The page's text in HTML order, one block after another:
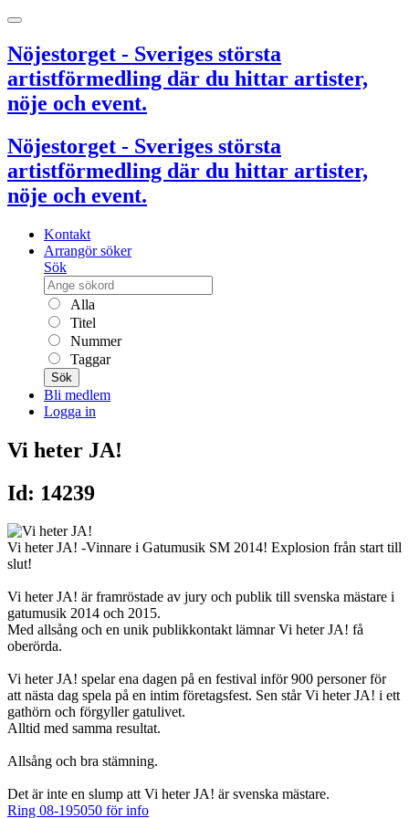
Nöjestorget - Sveriges största
artistförmedling där du hittar artister,
nöje och event.
Nöjestorget - Sveriges största
artistförmedling där du hittar artister,
nöje och event.
Kontakt
Arrangör söker
Sök
Alla
Titel
Nummer
Taggar
Sök
Bli medlem
Logga in
Vi heter JA!
Id: 14239
Vi heter JA! -Vinnare i Gatumusik SM 2014! Explosion från start till
slut!
Vi heter JA! är framröstade av jury och publik till svenska mästare i
gatumusik 2014 och 2015.
Med allsång och en unik publikkontakt lämnar Vi heter JA! få
oberörda.
Vi heter JA! spelar ena dagen på en festival inför 900 personer för
att nästa dag spela på en intim företagsfest. Sen står Vi heter JA! i ett
gathörn och förgyller gatulivet.
Alltid med samma resultat.
Allsång och bra stämning.
Det är inte en slump att Vi heter JA! är svenska mästare.
Ring 08-195050 för info